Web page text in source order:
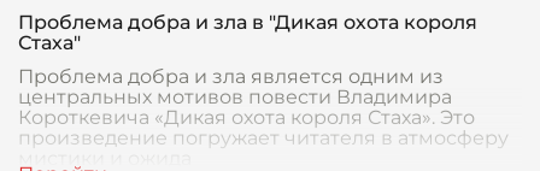
Проблема добра и зла в "Дикая охота короля
Стаха"
Проблема добра и зла является одним из
центральных мотивов повести Владимира
Короткевича «Дикая охота короля Стаха». Это
произведение погружает читателя в атмосферу